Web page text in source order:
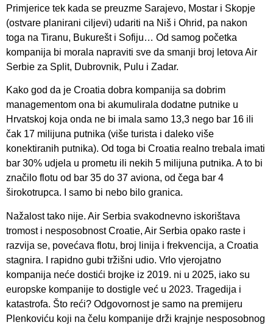
Primjerice tek kada se preuzme Sarajevo, Mostar i Skopje
(ostvare planirani ciljevi) udariti na Niš i Ohrid, pa nakon
toga na Tiranu, Bukurešt i Sofiju… Od samog početka
kompanija bi morala napraviti sve da smanji broj letova Air
Serbie za Split, Dubrovnik, Pulu i Zadar.
Kako god da je Croatia dobra kompanija sa dobrim
managementom ona bi akumulirala dodatne putnike u
Hrvatskoj koja onda ne bi imala samo 13,3 nego bar 16 ili
čak 17 milijuna putnika (više turista i daleko više
konektiranih putnika). Od toga bi Croatia realno trebala imati
bar 30% udjela u prometu ili nekih 5 milijuna putnika. A to bi
značilo flotu od bar 35 do 37 aviona, od čega bar 4
širokotrupca. I samo bi nebo bilo granica.
Nažalost tako nije. Air Serbia svakodnevno iskorištava
tromost i nesposobnost Croatie, Air Serbia opako raste i
razvija se, povećava flotu, broj linija i frekvencija, a Croatia
stagnira. I rapidno gubi tržišni udio. Vrlo vjerojatno
kompanija neće dostići brojke iz 2019. ni u 2025, iako su
europske kompanije to dostigle već u 2023. Tragedija i
katastrofa. Što reći? Odgovornost je samo na premijeru
Plenkoviću koji na čelu kompanije drži krajnje nesposobnog